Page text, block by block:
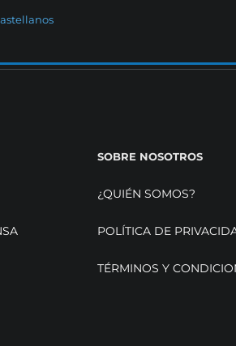
SOBRE NOSOTROS
¿QUIÉN SOMOS?
POLÍTICA DE
TÉRMINOS Y